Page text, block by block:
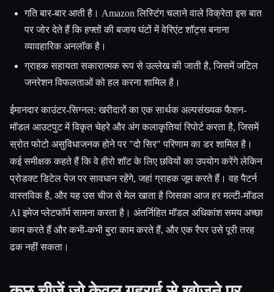
गति बार-बार आती है। Amazon लिस्टिंग चलाने वाले विक्रेता इस बात
पर जोर देते हैं कि हफ्तों की बजाय घंटों में वेरिएंट शॉट्स बनाना
व्यावहारिक अनलॉक है।
ग्राहक सहायता सकारात्मक रूप से उल्लेख की जाती है, जिसमें जटिल
जनरेशन विफलताओं को हल करना शामिल है।
ईमानदार काउंटर-सिग्नल: खरीदारों का एक सार्थक अल्पसंख्यक फैशन-
मॉडल आउटपुट में विकृत चेहरे और अंग कलाकृतियां रिपोर्ट करता है, जिसमें
स्रोत फोटो असुविधाजनक होने पर "दो सिर" परिणाम का डर शामिल है।
कई समीक्षक कहते हैं कि वे हीरो शॉट के लिए छवियों का उपयोग करेंगे लेकिन
प्रोडक्ट डिटेल पेज पर सावधान रहेंगे, जहां ग्राहक जूम करते हैं। वह पैटर्न
वास्तविक है, और यह उस चीज से मेल खाता है जिसका आज हर मल्टी-मॉडल
AI इमेज प्लेटफॉर्म सामना करता है। अंतर्निहित मॉडल अधिकांश समय अच्छा
काम करते हैं और कभी-कभी बुरा काम करते हैं, और एक रैपर उसे पूरी तरह
ढक नहीं सकता।